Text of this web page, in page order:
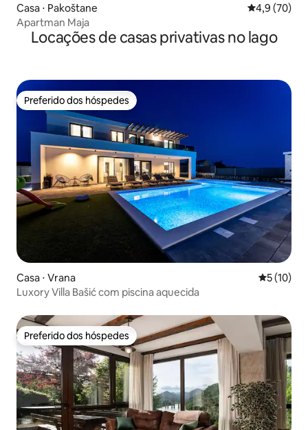
Casa ⋅ Pakoštane 4,9 de uma
4,9 (70)
Apartman Maja
Locações de casas privativas no lago
Preferido dos hóspedes
Preferido dos hóspedes
Casa ⋅ Vrana 5 de uma
5 (10)
Luxory Villa Bašić com piscina aquecida
Preferido dos hóspedes
Preferido dos hóspedes